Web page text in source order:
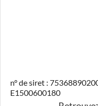
n° de siret :
E1500600180